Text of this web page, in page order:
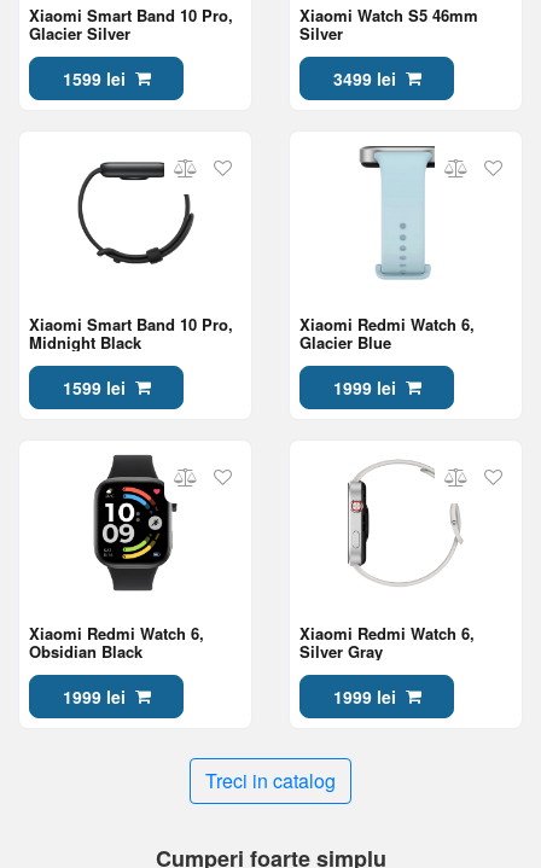
Xiaomi Smart Band 10 Pro,
Glacier Silver
1599 lei
Xiaomi Watch S5 46mm
Silver
3499 lei
Xiaomi Smart Band 10 Pro,
Midnight Black
1599 lei
Xiaomi Redmi Watch 6,
Glacier Blue
1999 lei
Xiaomi Redmi Watch 6,
Obsidian Black
1999 lei
Xiaomi Redmi Watch 6,
Silver Gray
1999 lei
Treci in catalog
Cumperi foarte simplu